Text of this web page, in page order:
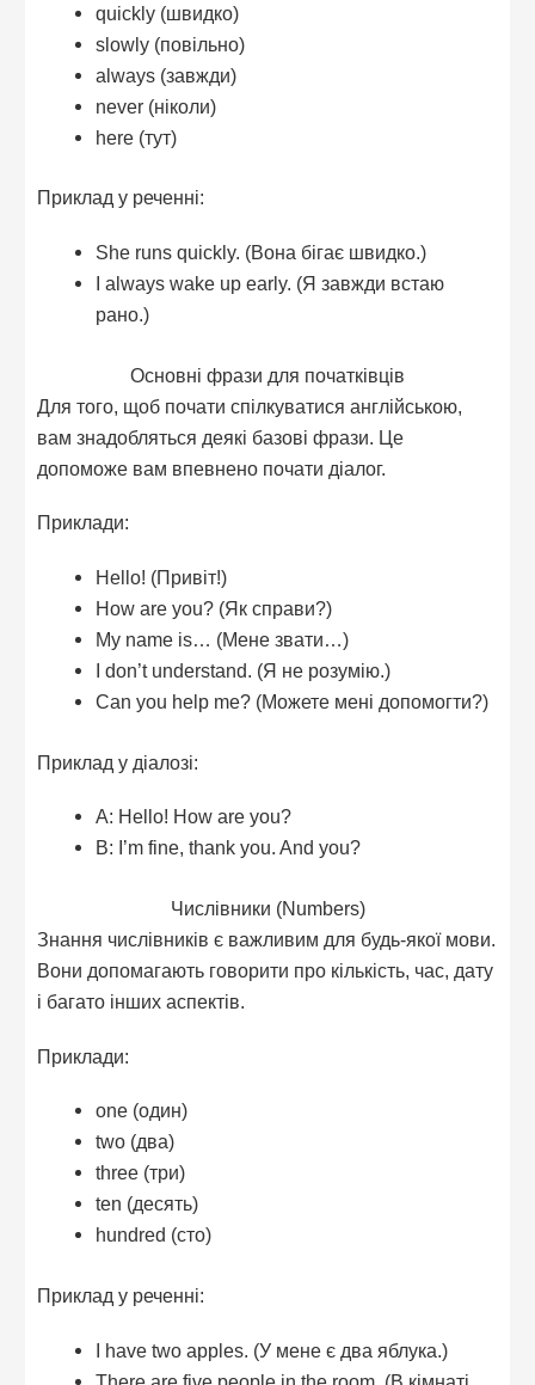
quickly (швидко)
slowly (повільно)
always (завжди)
never (ніколи)
here (тут)
Приклад у реченні:
She runs quickly. (Вона бігає швидко.)
I always wake up early. (Я завжди встаю
рано.)
Основні фрази для початківців
Для того, щоб почати спілкуватися англійською,
вам знадобляться деякі базові фрази. Це
допоможе вам впевнено почати діалог.
Приклади:
Hello! (Привіт!)
How are you? (Як справи?)
My name is… (Мене звати…)
I don’t understand. (Я не розумію.)
Can you help me? (Можете мені допомогти?)
Приклад у діалозі:
A: Hello! How are you?
B: I’m fine, thank you. And you?
Числівники (Numbers)
Знання числівників є важливим для будь-якої мови.
Вони допомагають говорити про кількість, час, дату
і багато інших аспектів.
Приклади:
one (один)
two (два)
three (три)
ten (десять)
hundred (сто)
Приклад у реченні:
I have two apples. (У мене є два яблука.)